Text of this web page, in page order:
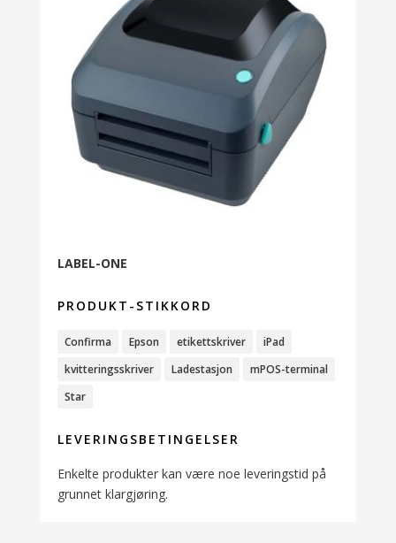
LABEL-ONE
PRODUKT-STIKKORD
Confirma Epson etikettskriver
iPad
kvitteringsskriver
Ladestasjon
mPOS-terminal
Star
LEVERINGSBETINGELSER
Enkelte produkter kan være noe leveringstid på
grunnet klargjøring.